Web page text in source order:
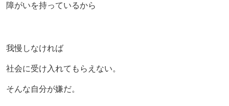
障がいを持っているから
我慢しなければ
社会に受け入れてもらえない。
そんな自分が嫌だ。